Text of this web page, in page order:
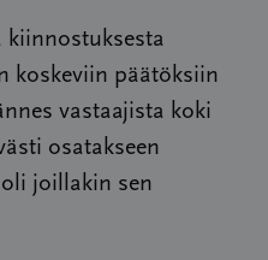
kiinnostuksesta
koskeviin päätöksiin
vastaajista koki
osatakseen
joillakin sen